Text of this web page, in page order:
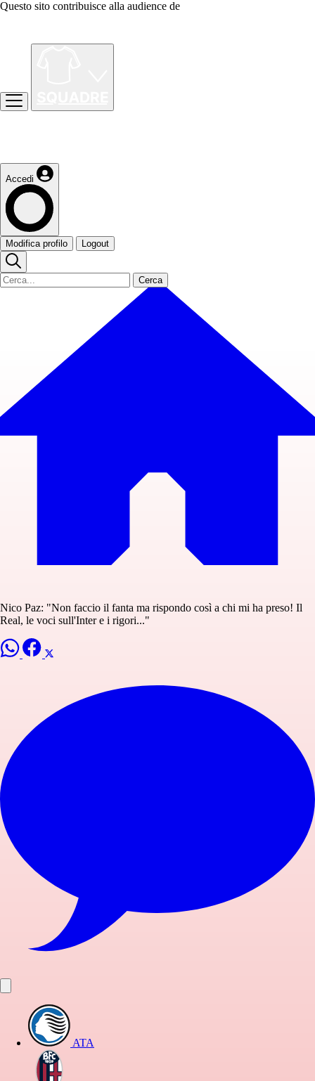
Questo sito contribuisce alla audience de
Accedi
Modifica profilo Logout
Cerca
Nico Paz: "Non faccio il fanta ma rispondo così a chi mi ha preso! Il
Real, le voci sull'Inter e i rigori..."
ATA